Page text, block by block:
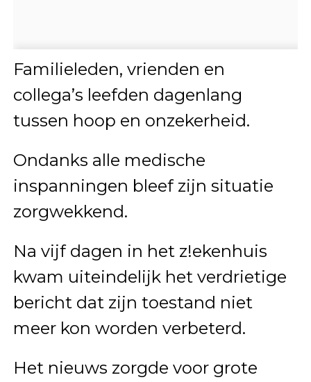
Familieleden, vrienden en
collega’s leefden dagenlang
tussen hoop en onzekerheid.
Ondanks alle medische
inspanningen bleef zijn situatie
zorgwekkend.
Na vijf dagen in het z!ekenhuis
kwam uiteindelijk het verdrietige
bericht dat zijn toestand niet
meer kon worden verbeterd.
Het nieuws zorgde voor grote